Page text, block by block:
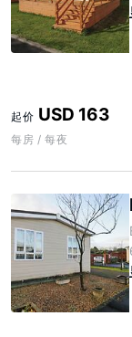
起价 USD 163
每房 / 每夜